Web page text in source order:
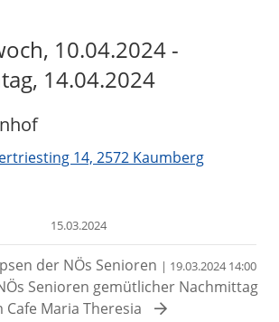
10.04.2024 -
14.04.2024
14, 2572 Kaumberg
15.03.2024
der NÖs Senioren | 19.03.2024 14:00
Senioren gemütlicher Nachmittag
Cafe Maria Theresia